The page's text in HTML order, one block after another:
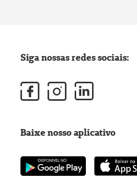
Siga nossas redes sociais:
Baixe nosso aplicativo